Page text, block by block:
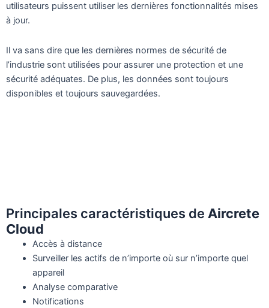
utilisateurs puissent utiliser les dernières fonctionnalités mises
à jour.
Il va sans dire que les dernières normes de sécurité de
l’industrie sont utilisées pour assurer une protection et une
sécurité adéquates. De plus, les données sont toujours
disponibles et toujours sauvegardées.
Principales caractéristiques de Aircrete
Cloud
Accès à distance
Surveiller les actifs de n’importe où sur n’importe quel
appareil
Analyse comparative
Notifications